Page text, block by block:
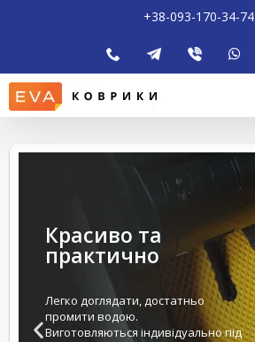
+38-093-170-34-74
Красиво та
практично
Легко доглядати, достатньо
промити водою.
Виготовляються індивідуально під